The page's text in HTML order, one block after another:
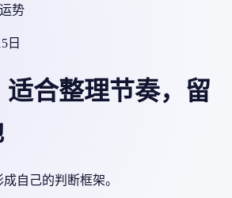
势
日
适合整理节奏，留
自己的判断框架。